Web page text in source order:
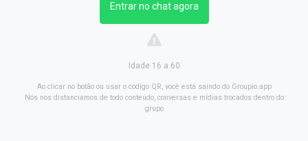
Entrar no chat agora
Idade 16 a 60
Ao clicar no botão ou usar o código QR, você está saindo do Groupio.app
Nós nos distanciamos de todo conteúdo, conversas e mídias trocados dentro do
grupo